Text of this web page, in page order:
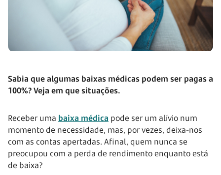
Sabia que algumas baixas médicas podem ser pagas a
100%? Veja em que situações.
Receber uma baixa médica pode ser um alívio num
momento de necessidade, mas, por vezes, deixa-nos
com as contas apertadas. Afinal, quem nunca se
preocupou com a perda de rendimento enquanto está
de baixa?